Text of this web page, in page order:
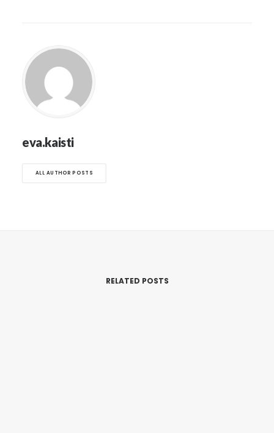
eva.kaisti
ALL AUTHOR POSTS
RELATED POSTS